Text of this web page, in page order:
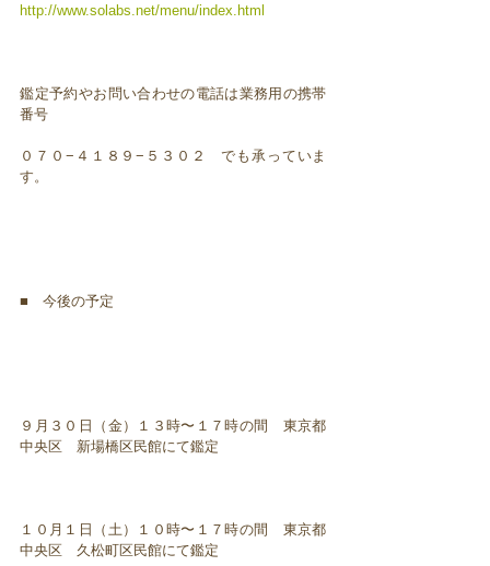
http://www.solabs.net/menu/index.html
鑑定予約やお問い合わせの電話は業務用の携帯
番号
０７０−４１８９−５３０２ でも承っていま
す。
■ 今後の予定
９月３０日（金）１３時〜１７時の間 東京都
中央区 新場橋区民館にて鑑定
１０月１日（土）１０時〜１７時の間 東京都
中央区 久松町区民館にて鑑定